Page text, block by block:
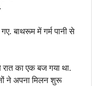
बाथरूम में गर्म पानी से
रात का एक बज गया था.
ने अपना मिलन शुरू